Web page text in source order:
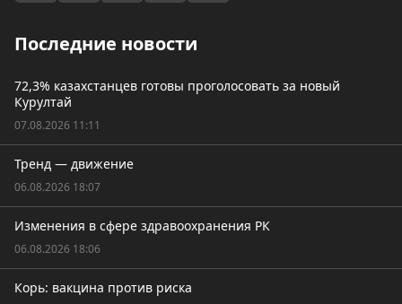
Последние новости
72,3% казахстанцев готовы проголосовать за новый
Курултай
07.08.2026 11:11
Тренд — движение
06.08.2026 18:07
Изменения в сфере здравоохранения РК
06.08.2026 18:06
Корь: вакцина против риска